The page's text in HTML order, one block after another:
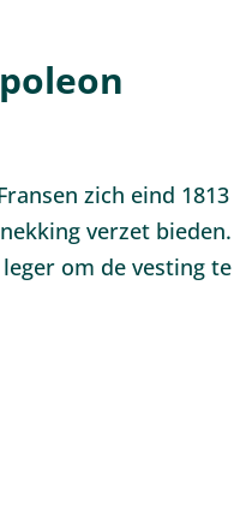
zich eind
verzet
om de vesting